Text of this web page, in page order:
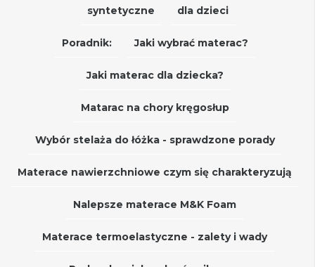
syntetyczne dla dzieci
Poradnik: Jaki wybrać materac?
Jaki materac dla dziecka?
Matarac na chory kręgosłup
Wybór stelaża do łóżka - sprawdzone porady
Materace nawierzchniowe czym się charakteryzują
Nalepsze materace M&K Foam
Materace termoelastyczne - zalety i wady